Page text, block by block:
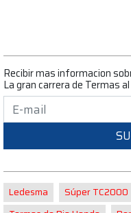
Recibir mas informacion
La gran carrera de Termas
Ledesma Súper TC2000